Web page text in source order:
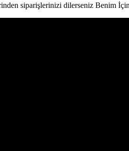
siparişlerinizi dilerseniz Benim